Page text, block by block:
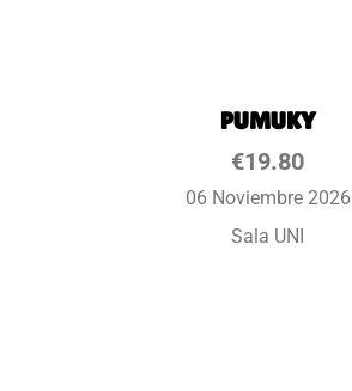
PUMUKY
€19.80
06 Noviembre 2026
Sala UNI